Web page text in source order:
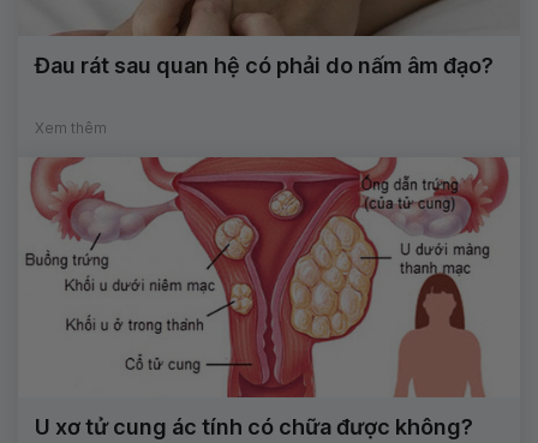
Đau rát sau quan hệ có phải do nấm âm đạo?
Xem thêm
U xơ tử cung ác tính có chữa được không?